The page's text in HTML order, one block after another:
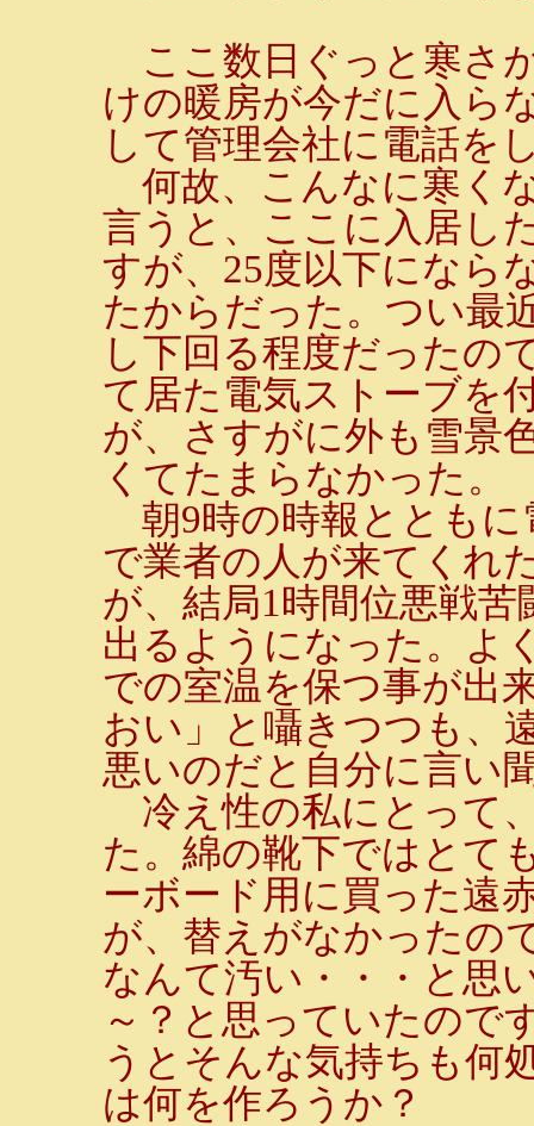
ここ数日ぐっと寒さ
けの暖房が今だに入ら
して管理会社に電話を
何故、こんなに寒く
言うと、ここに入居し
すが、25度以下になら
たからだった。つい最
し下回る程度だったの
て居た電気ストーブを
が、さすがに外も雪景
くてたまらなかった。
朝9時の時報とともに
で業者の人が来てくれ
が、結局1時間位悪戦
出るようになった。よ
での室温を保つ事が出
おい」と囁きつつも、
悪いのだと自分に言い
冷え性の私にとって
た。綿の靴下ではとて
ーボード用に買った遠
が、替えがなかったの
なんて汚い・・・と思
～？と思っていたので
うとそんな気持ちも何
は何を作ろうか？